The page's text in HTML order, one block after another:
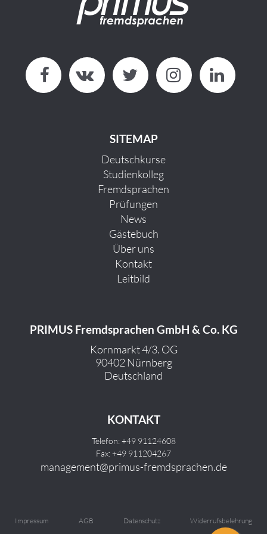
SITEMAP
Deutschkurse
Studienkolleg
Fremdsprachen
Prüfungen
News
Gästebuch
Über uns
Kontakt
Leitbild
PRIMUS Fremdsprachen GmbH & Co. KG
Kornmarkt 4/3. OG
90402 Nürnberg
Deutschland
KONTAKT
Telefon: +49 91124608
Fax: +49 911204267
management@primus-fremdsprachen.de
Impressum AGB Datenschutz Widerrufsbelehrung